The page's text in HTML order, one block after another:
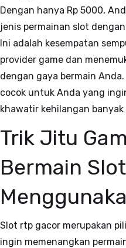
Dengan hanya Rp 5000,
jenis permainan slot
Ini adalah kesempatan
provider game dan
dengan gaya bermain
cocok untuk Anda yang
khawatir kehilangan banyak
Trik Jitu
Bermain
Slot rtp gacor merupakan
ingin memenangkan